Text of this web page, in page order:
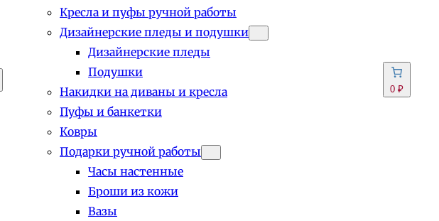
Кресла и пуфы ручной работы
Дизайнерские пледы и подушки
Дизайнерские пледы
Подушки
Накидки на диваны и кресла
Пуфы и банкетки
Ковры
Подарки ручной работы
Часы настенные
Броши из кожи
Вазы
0 ₽